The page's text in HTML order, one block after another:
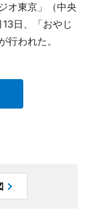
オ東京」（中央
日、「おやじ
行われた。